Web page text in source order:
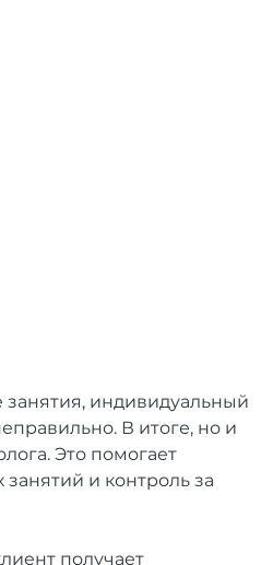
В итоге, но и
Это помогает
и контроль за
получает